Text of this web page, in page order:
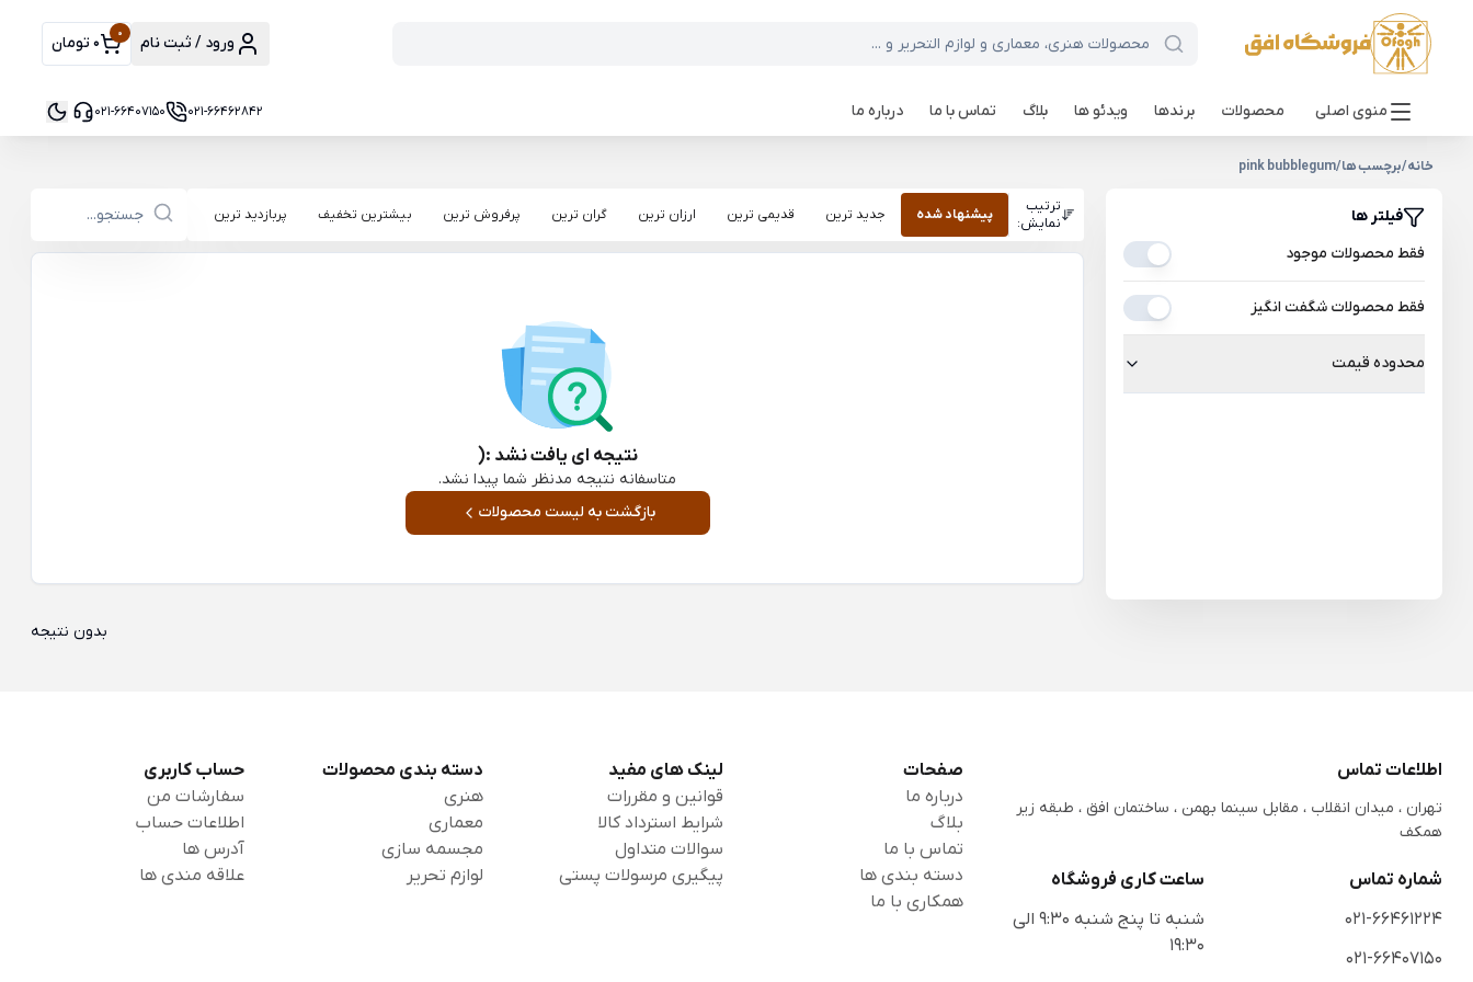
ورود / ثبت نام 0 0 تومان
منوی اصلی محصولات برندها ویدئو ها بلاگ تماس با ما درباره ما 021-66462842
021-66407150
خانه/برچسب ها/
pink bubblegum
فیلتر ها
فقط محصولات موجود
فقط محصولات شگفت انگیز
محدوده قیمت
ترتیب
نمایش:
پیشنهاد شده جدید ترین قدیمی ترین ارزان ترین گران ترین پرفروش ترین بیشترین تخفیف پربازدید ترین
نتیجه ای یافت نشد :(
متاسفانه نتیجه مدنظر شما پیدا نشد.
بازگشت به لیست محصولات
بدون نتیجه
اطلاعات تماس
تهران ، میدان انقلاب ، مقابل سینما بهمن ، ساختمان افق ، طبقه زیر
همکف
شماره تماس
021-66461224
021-66407150
ساعت کاری فروشگاه
شنبه تا پنج شنبه 9:30 الی
19:30
صفحات
درباره ما
بلاگ
تماس با ما
دسته بندی ها
همکاری با ما
لینک های مفید
قوانین و مقررات
شرایط استرداد کالا
سوالات متداول
پیگیری مرسولات پستی
دسته بندی محصولات
هنری
معماری
مجسمه سازی
لوازم تحریر
حساب کاربری
سفارشات من
اطلاعات حساب
آدرس ها
علاقه مندی ها